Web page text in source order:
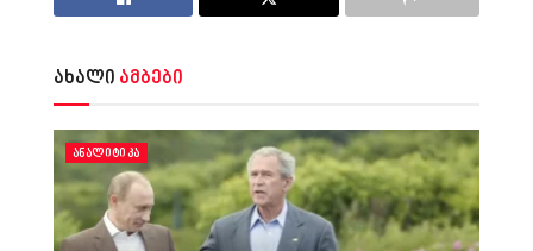
ახალი ამბები
ᲐᲜᲐᲚᲘᲢᲘᲙᲐ